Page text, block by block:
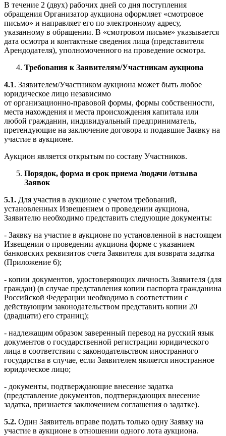
В течение 2 (двух) рабочих дней со дня поступления
обращения Организатор аукциона оформляет «смотровое
письмо» и направляет его по электронному адресу,
указанному в обращении. В «смотровом письме» указывается
дата осмотра и контактные сведения лица (представителя
Арендодателя), уполномоченного на проведение осмотра.
Требования к Заявителям/Участникам аукциона
4.1. Заявителем/Участником аукциона может быть любое
юридическое лицо независимо
от организационно-правовой формы, формы собственности,
места нахождения и места происхождения капитала или
любой гражданин, индивидуальный предприниматель,
претендующие на заключение договора и подавшие Заявку на
участие в аукционе.
Аукцион является открытым по составу Участников.
Порядок, форма и срок приема /подачи /отзыва
Заявок
5.1. Для участия в аукционе с учетом требований,
установленных Извещением о проведении аукциона,
Заявителю необходимо представить следующие документы:
- Заявку на участие в аукционе по установленной в настоящем
Извещении о проведении аукциона форме с указанием
банковских реквизитов счета Заявителя для возврата задатка
(Приложение 6);
- копии документов, удостоверяющих личность Заявителя (для
граждан) (в случае представления копии паспорта гражданина
Российской Федерации необходимо в соответствии с
действующим законодательством представить копии 20
(двадцати) его страниц);
- надлежащим образом заверенный перевод на русский язык
документов о государственной регистрации юридического
лица в соответствии с законодательством иностранного
государства в случае, если Заявителем является иностранное
юридическое лицо;
- документы, подтверждающие внесение задатка
(представление документов, подтверждающих внесение
задатка, признается заключением соглашения о задатке).
5.2. Один Заявитель вправе подать только одну Заявку на
участие в аукционе в отношении одного лота аукциона.